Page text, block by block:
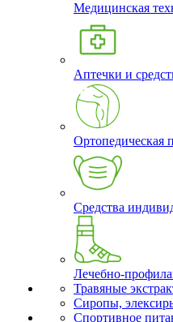
Медицинская
Аптечки и
Ортопедическая
Средства
Лечебно-
Травяные
Сиропы,
Спортивное